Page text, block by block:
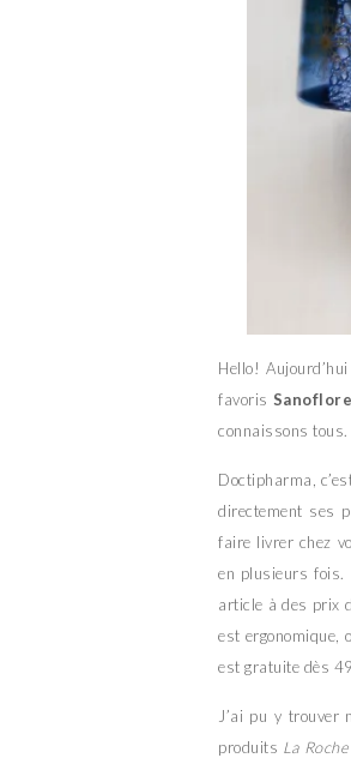
Hello!
favoris Sanoflore
connaissons tous.
Doctipharma,
directement ses
faire livrer chez
en plusieurs fois.
article à des prix
est ergonomique,
est gratuite dès
J’ai pu y trouver
produits La